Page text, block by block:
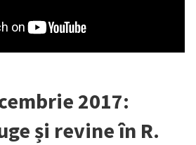
2017:
și revine în R.